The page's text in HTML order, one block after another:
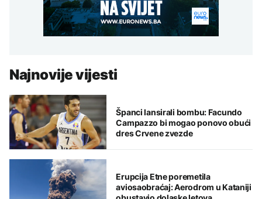
Najnovije vijesti
Španci lansirali bombu: Facundo
Campazzo bi mogao ponovo obući
dres Crvene zvezde
Erupcija Etne poremetila
aviosaobraćaj: Aerodrom u Kataniji